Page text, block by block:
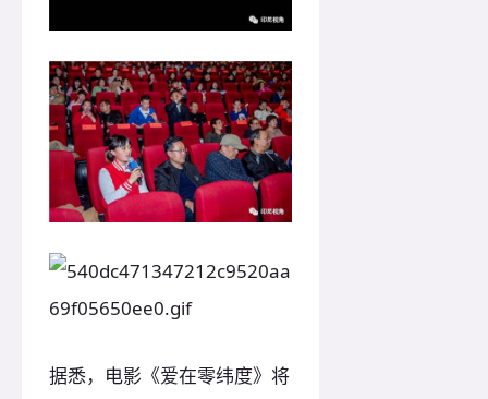
据悉，电影《爱在零纬度》将